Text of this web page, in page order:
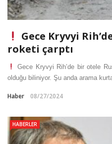
Gece Kryvyi
roketi çarptı
Gece Kryvyi Rih’de bir otele
olduğu biliniyor. Şu anda arama
Haber 08/27/2024
HABERLER